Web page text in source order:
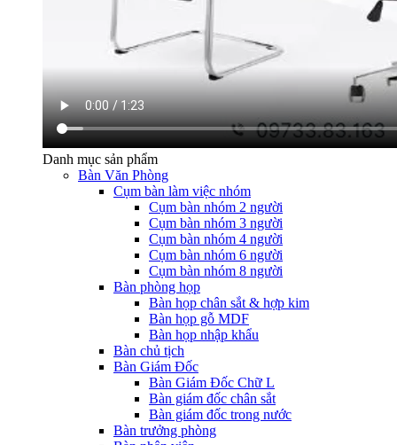
Danh mục sản phẩm
Bàn Văn Phòng
Cụm bàn làm việc nhóm
Cụm bàn nhóm 2 người
Cụm bàn nhóm 3 người
Cụm bàn nhóm 4 người
Cụm bàn nhóm 6 người
Cụm bàn nhóm 8 người
Bàn phòng họp
Bàn họp chân sắt & hợp kim
Bàn họp gỗ MDF
Bàn họp nhập khẩu
Bàn chủ tịch
Bàn Giám Đốc
Bàn Giám Đốc Chữ L
Bàn giám đốc chân sắt
Bàn giám đốc trong nước
Bàn trưởng phòng